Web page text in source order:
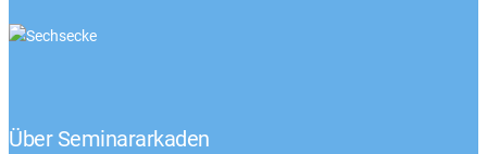
Über Seminararkaden